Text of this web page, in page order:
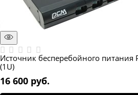
Источник бесперебойного питания
(1U)
16 600 руб.